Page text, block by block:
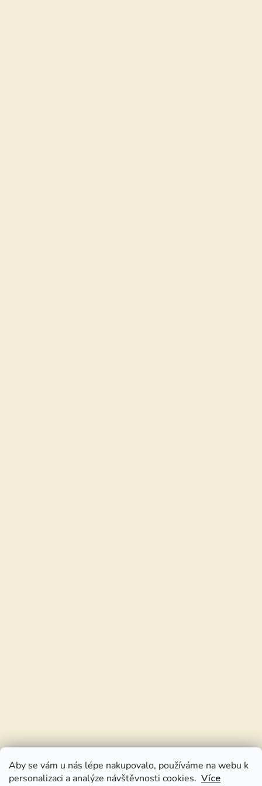
Aby se vám u nás lépe nakupovalo, používáme na webu k
personalizaci a analýze návštěvnosti cookies. Více